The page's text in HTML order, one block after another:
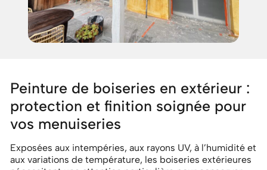
Peinture de boiseries en extérieur :
protection et finition soignée pour
vos menuiseries
Exposées aux intempéries, aux rayons UV, à l’humidité et
aux variations de température, les boiseries extérieures